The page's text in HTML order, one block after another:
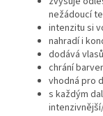
nežádoucí
intenzitu si
nahradí i
dodává
chrání
vhodná pro
s každým